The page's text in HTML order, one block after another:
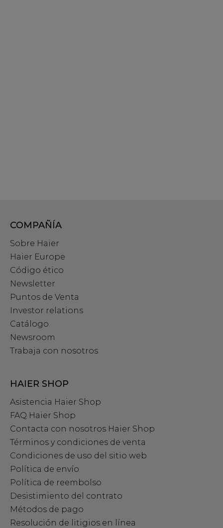
COMPAÑÍA
Sobre Haier
Haier Europe
Código ético
Newsletter
Puntos de Venta
Investor relations
Catálogo
Newsroom
Trabaja con nosotros
HAIER SHOP
Asistencia Haier Shop
FAQ Haier Shop
Contacta con nosotros Haier Shop
Términos y condiciones de venta
Condiciones de uso del sitio web
Política de envío
Política de reembolso
Desistimiento del contrato
Métodos de pago
Resolución de litigios en línea